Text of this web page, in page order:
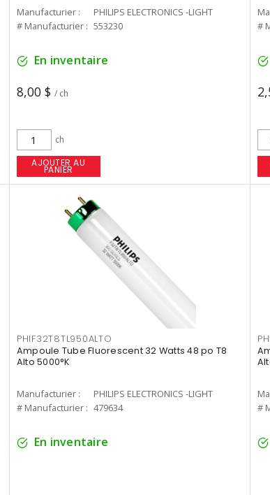
Manufacturier :
PHILIPS ELECTRONICS -LIGHT
# Manufacturier : 553230
En inventaire
8,00 $ / ch
ch
AJOUTER AU
PANIER
#
PHIF32T8TL950ALTO
Ampoule Tube Fluorescent 32 Watts 48 po T8
Alto 5000°K
Manufacturier :
PHILIPS ELECTRONICS -LIGHT
# Manufacturier : 479634
En inventaire
#